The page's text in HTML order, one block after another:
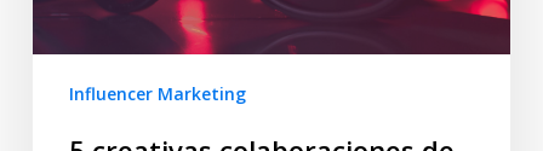
Influencer Marketing